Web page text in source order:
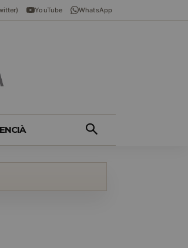
YouTube WhatsApp